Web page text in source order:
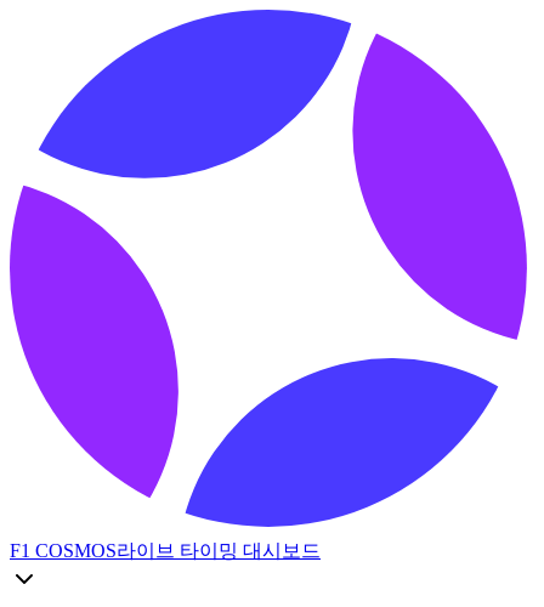
F1 COSMOS라이브 타이밍 대시보드